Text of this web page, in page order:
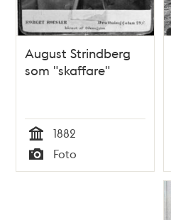
August Strindberg
som "skaffare"
Tid
1882
Typ
Foto